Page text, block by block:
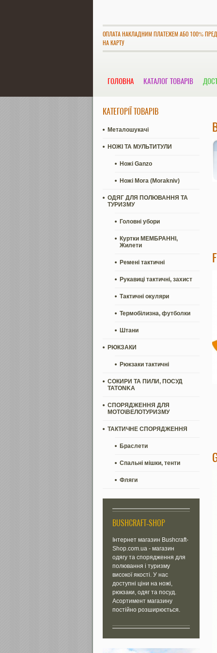
ОПЛАТА НАКЛАДНИМ ПЛАТЕЖЕМ АБО 100%
НА КАРТУ
ГОЛОВНА КАТАЛОГ ТОВАРІВ
КАТЕГОРІЇ ТОВАРІВ
Металошукачі
НОЖІ ТА МУЛЬТИТУЛИ
Ножі Ganzo
Ножі Mora (Morakniv)
ОДЯГ ДЛЯ ПОЛЮВАННЯ ТА
ТУРИЗМУ
Головні убори
Куртки МЕМБРАННІ,
Жилети
Ремені тактичні
Рукавиці тактичні, захист
Тактичні окуляри
Термобілизна, футболки
Штани
РЮКЗАКИ
Рюкзаки тактичні
СОКИРИ ТА ПИЛИ, ПОСУД
TATONKA
СПОРЯДЖЕННЯ ДЛЯ
МОТО\ВЕЛОТУРИЗМУ
ТАКТИЧНЕ СПОРЯДЖЕННЯ
Браслети
Спальні мішки, тенти
Фляги
BUSHCRAFT-SHOP
Інтернет магазин Bushcraft-
Shop.com.ua - магазин
одягу та спорядження для
полювання і туризму
високої якості. У нас
доступні ціни на ножі,
рюкзаки, одяг та посуд.
Асортимент магазину
постійно розширюється.